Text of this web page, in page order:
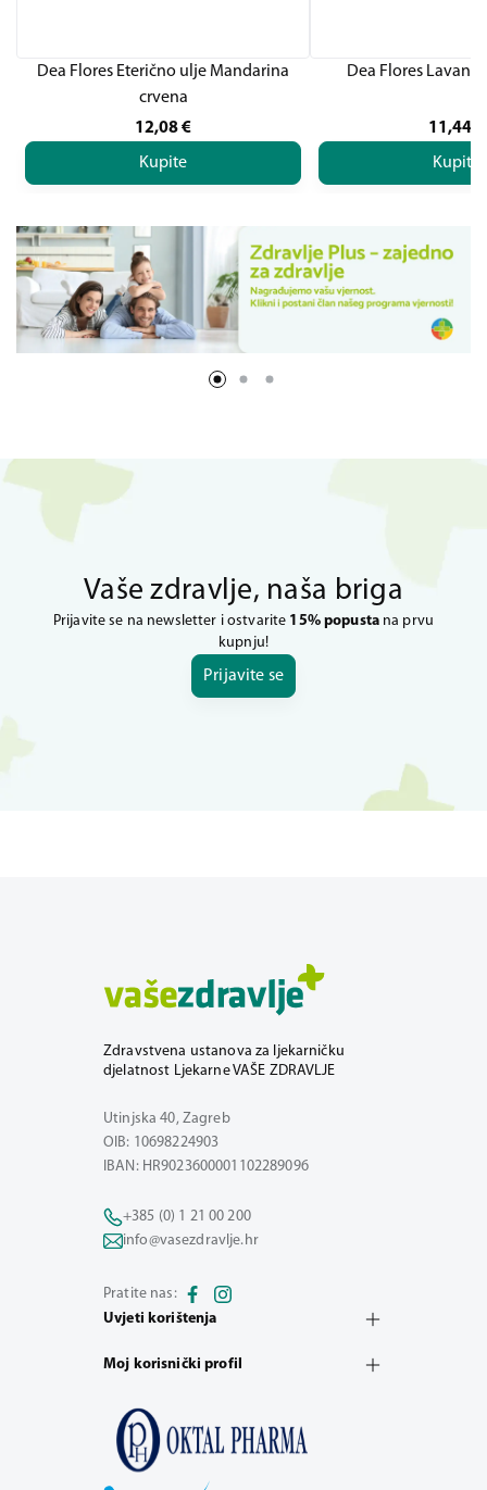
Dea Flores Eterično ulje Mandarina
crvena
12,08€
Kupite
Dea Flores
11,44
Kupite
Vaše zdravlje, naša briga
Prijavite se na newsletter i ostvarite 15% popustana prvu
kupnju!
Prijavite se
Zdravstvena ustanova za ljekarničku
djelatnost Ljekarne VAŠE ZDRAVLJE
Utinjska 40, Zagreb
OIB: 10698224903
IBAN: HR9023600001102289096
+385 (0) 1 21 00 200
info@vasezdravlje.hr
Pratite nas:
Uvjeti korištenja
Moj korisnički profil